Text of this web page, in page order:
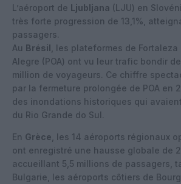
L’aéroport de Ljubljana (LJU) en
très forte progression de 13,1% ,
passagers.
Au Brésil , les plateformes de Fortaleza
Alegre (POA) ont vu leur trafic bondir de
million de voyageurs. Ce chiffre
par la fermeture prolongée de POA en
des inondations historiques qui
du Rio Grande do Sul.
En Grèce , les 14 aéroports régionaux
ont enregistré une hausse globale de
accueillant 5,5 millions de passagers,
Bulgarie, les aéroports côtiers de